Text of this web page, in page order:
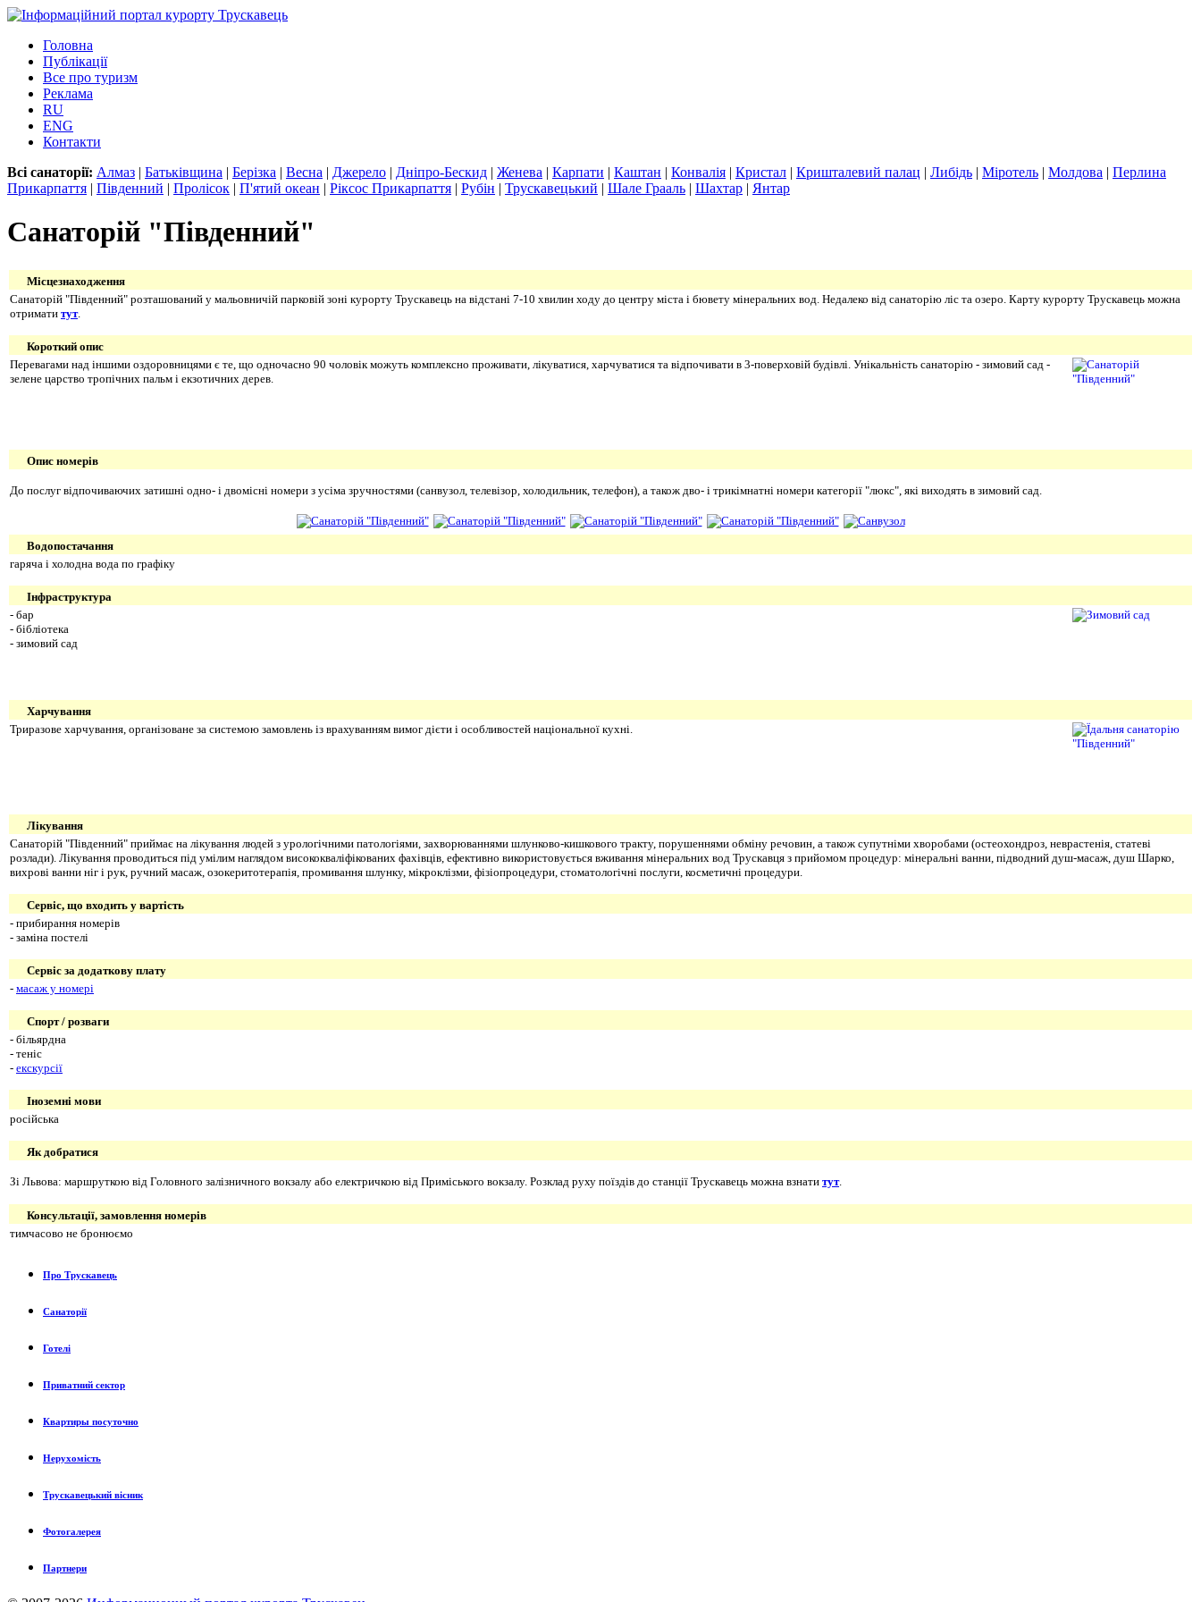
Головна
Публікації
Все про туризм
Реклама
RU
ENG
Контакти
Всі санаторії: Алмаз | Батьківщина | Берізка | Весна | Джерело | Дніпро-Бескид | Женева | Карпати | Каштан | Конвалія | Кристал | Кришталевий палац | Либідь | Міротель | Молдова | Перлина
Прикарпаття | Південний | Пролісок | П'ятий океан | Ріксос Прикарпаття | Рубін | Трускавецький | Шале Грааль | Шахтар | Янтар
Санаторій "Південний"
Місцезнаходження
Санаторій "Південний" розташований у мальовничій парковій зоні курорту Трускавець на відстані 7-10 хвилин ходу до центру міста і бювету мінеральних вод. Недалеко від санаторію ліс та озеро. Карту курорту Трускавець можна
отримати тут.
Короткий опис
Перевагами над іншими оздоровницями є те, що одночасно 90 чоловік можуть комплексно проживати, лікуватися, харчуватися та відпочивати в 3-поверховій будівлі. Унікальність санаторію - зимовий сад -
зелене царство тропічних пальм і екзотичних дерев.
Опис номерів
До послуг відпочиваючих затишні одно- і двомісні номери з усіма зручностями (санвузол, телевізор, холодильник, телефон), а також дво- і трикімнатні номери категорії "люкс", які виходять в зимовий сад.
Водопостачання
гаряча і холодна вода по графіку
Інфраструктура
- бар
- бібліотека
- зимовий сад
Харчування
Триразове харчування, організоване за системою замовлень із врахуванням вимог дієти і особливостей національної кухні.
Лікування
Санаторій "Південний" приймає на лікування людей з урологічними патологіями, захворюваннями шлунково-кишкового тракту, порушеннями обміну речовин, а також супутніми хворобами (остеохондроз, неврастенія, статеві
розлади). Лікування проводиться під умілим наглядом висококваліфікованих фахівців, ефективно використовується вживання мінеральних вод Трускавця з прийомом процедур: мінеральні ванни, підводний душ-масаж, душ Шарко,
вихрові ванни ніг і рук, ручний масаж, озокеритотерапія, промивання шлунку, мікроклізми, фізіопроцедури, стоматологічні послуги, косметичні процедури.
Сервіс, що входить у вартість
- прибирання номерів
- заміна постелі
Сервіс за додаткову плату
- масаж у номері
Спорт / розваги
- більярдна
- теніс
- екскурсії
Іноземні мови
російська
Як добратися
Зі Львова: маршруткою від Головного залізничного вокзалу або електричкою від Приміського вокзалу. Розклад руху поїздів до станції Трускавець можна взнати тут.
Консультації, замовлення номерів
тимчасово не бронюємо
Про Трускавець
Санаторії
Готелі
Приватний сектор
Квартиры посуточно
Нерухомість
Трускавецький вісник
Фотогалерея
Партнери